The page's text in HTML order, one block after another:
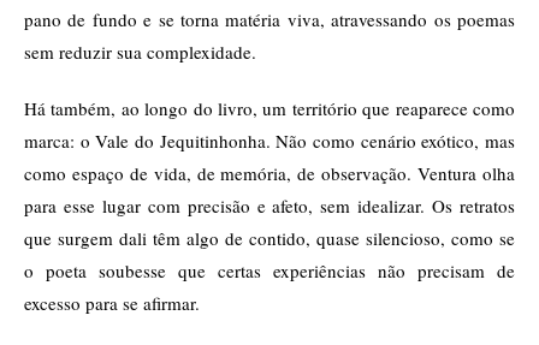
pano de fundo e se torna matéria viva, atravessando os poemas
sem reduzir sua complexidade.
Há também, ao longo do livro, um território que reaparece como
marca: o Vale do Jequitinhonha. Não como cenário exótico, mas
como espaço de vida, de memória, de observação. Ventura olha
para esse lugar com precisão e afeto, sem idealizar. Os retratos
que surgem dali têm algo de contido, quase silencioso, como se
o poeta soubesse que certas experiências não precisam de
excesso para se afirmar.